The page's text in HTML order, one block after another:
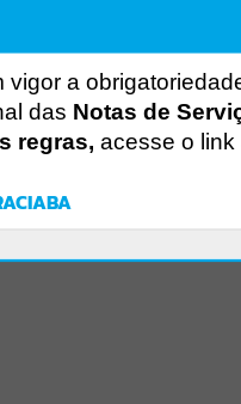
vigor a
das Notas de
regras, acesse o